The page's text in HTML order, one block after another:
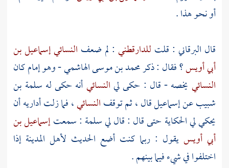
أو نحو هذا .
قال البرقاني : قلت للدارقطني : لم ضعف النسائيإسماعيل بن
أبي أويس؟ فقال : ذكرمحمد بن موسى الهاشمي- وهو إمام كان
النسائي يخصه - قال : حكى ليالنسائيأنه حكى له سلمة بن
شبيبعنإسماعيلقال ، ثم توقفالنسائي، فما زلت أداريه أن
يحكي لي الحكاية حتى قال : قال ليسلمة : سمعتإسماعيل بن
أبي أويسيقول : ربما كنت أضع الحديث لأهل المدينةإذا
اختلفوا في شيء فيما بينهم .